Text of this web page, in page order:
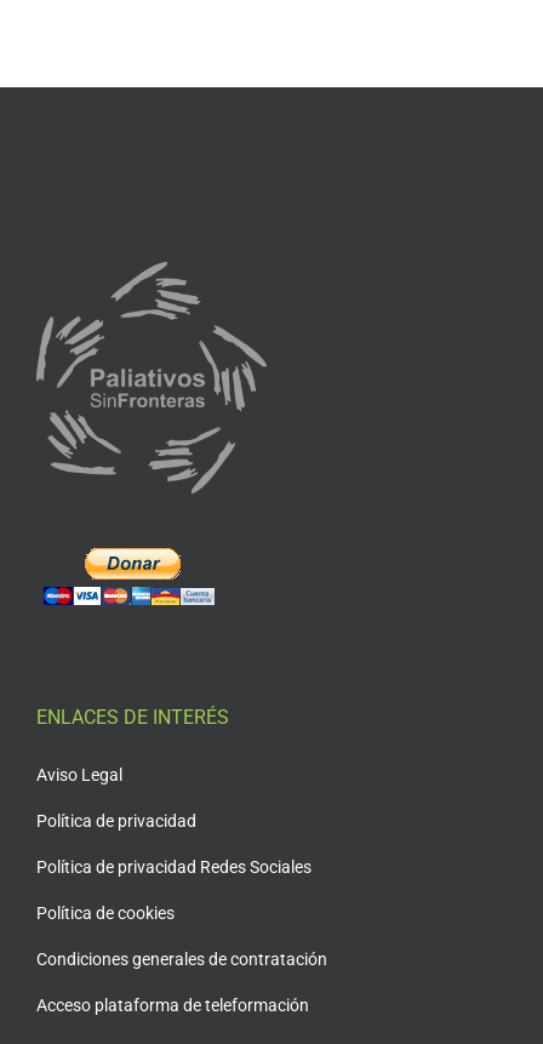
ENLACES DE INTERÉS
Aviso Legal
Política de privacidad
Política de privacidad Redes Sociales
Política de cookies
Condiciones generales de contratación
Acceso plataforma de teleformación